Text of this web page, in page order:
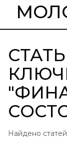
"
Найдено